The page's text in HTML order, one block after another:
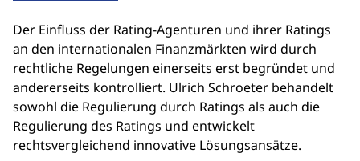
Der Einfluss der Rating-Agenturen und ihrer Ratings
an den internationalen Finanzmärkten wird durch
rechtliche Regelungen einerseits erst begründet und
andererseits kontrolliert. Ulrich Schroeter behandelt
sowohl die Regulierung durch Ratings als auch die
Regulierung des Ratings und entwickelt
rechtsvergleichend innovative Lösungsansätze.